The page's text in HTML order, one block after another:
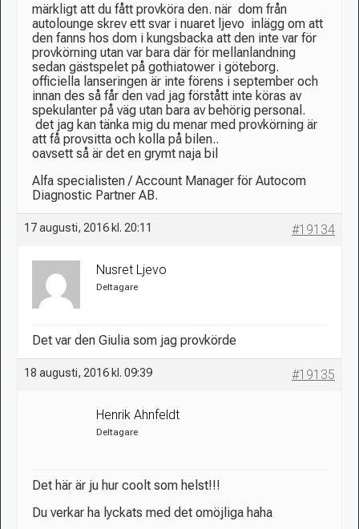
märkligt att du fått provköra den. när dom från
autolounge skrev ett svar i nuaret ljevo inlägg om att
den fanns hos dom i kungsbacka att den inte var för
provkörning utan var bara där för mellanlandning
sedan gästspelet på gothiatower i göteborg.
officiella lanseringen är inte förens i september och
innan des så får den vad jag förstått inte köras av
spekulanter på väg utan bara av behörig personal.
det jag kan tänka mig du menar med provkörning är
att få provsitta och kolla på bilen..
oavsett så är det en grymt naja bil
Alfa specialisten / Account Manager för Autocom
Diagnostic Partner AB.
17 augusti, 2016 kl. 20:11 #19134
Nusret Ljevo
Deltagare
Det var den Giulia som jag provkörde
18 augusti, 2016 kl. 09:39 #19135
Henrik Ahnfeldt
Deltagare
Det här är ju hur coolt som helst!!!
Du verkar ha lyckats med det omöjliga haha